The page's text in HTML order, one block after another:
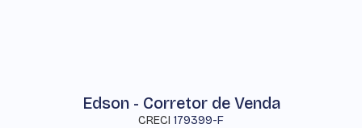
Edson - Corretor de Venda
CRECI 179399-F